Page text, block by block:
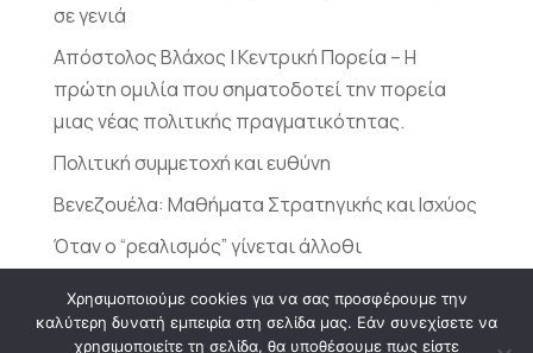
σε γενιά
Απόστολος Βλάχος | Κεντρική Πορεία – Η
πρώτη ομιλία που σηματοδοτεί την πορεία
μιας νέας πολιτικής πραγματικότητας.
Πολιτική συμμετοχή και ευθύνη
Βενεζουέλα: Μαθήματα Στρατηγικής και Ισχύος
Όταν ο “ρεαλισμός” γίνεται άλλοθι
Χρησιμοποιούμε cookies για να σας προσφέρουμε την
καλύτερη δυνατή εμπειρία στη σελίδα μας. Εάν συνεχίσετε να
χρησιμοποιείτε τη σελίδα, θα υποθέσουμε πως είστε